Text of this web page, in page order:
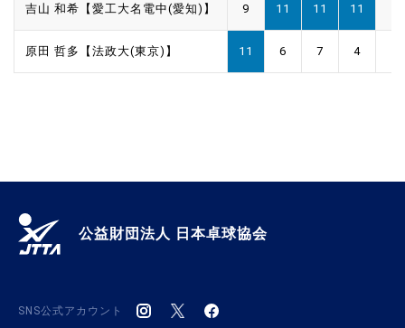
吉山 和希【愛工大名電中(愛知)】 9 11 11 11
原田 哲多【法政大(東京)】 11 6 7 4
公益財団法人 日本卓球協会
SNS公式アカウント